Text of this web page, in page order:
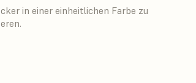
in einer einheitlichen Farbe zu